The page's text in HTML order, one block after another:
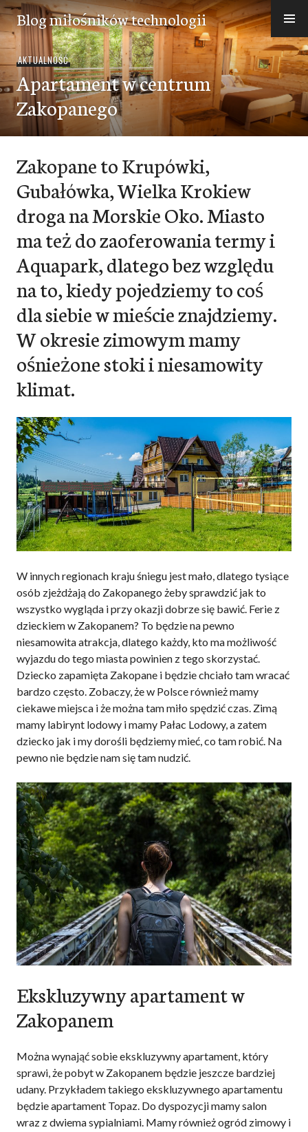
Przejdź
do
treści
Blog miłośników technologii
AKTUALNOŚĆ
Apartament w centrum
Zakopanego
Zakopane to Krupówki,
Gubałówka, Wielka Krokiew
droga na Morskie Oko. Miasto
ma też do zaoferowania termy i
Aquapark, dlatego bez względu
na to, kiedy pojedziemy to coś
dla siebie w mieście znajdziemy.
W okresie zimowym mamy
ośnieżone stoki i niesamowity
klimat.
W innych regionach kraju śniegu jest mało, dlatego tysiące
osób zjeżdżają do Zakopanego żeby sprawdzić jak to
wszystko wygląda i przy okazji dobrze się bawić. Ferie z
dzieckiem w Zakopanem? To będzie na pewno
niesamowita atrakcja, dlatego każdy, kto ma możliwość
wyjazdu do tego miasta powinien z tego skorzystać.
Dziecko zapamięta Zakopane i będzie chciało tam wracać
bardzo często. Zobaczy, że w Polsce również mamy
ciekawe miejsca i że można tam miło spędzić czas. Zimą
mamy labirynt lodowy i mamy Pałac Lodowy, a zatem
dziecko jak i my dorośli będziemy mieć, co tam robić. Na
pewno nie będzie nam się tam nudzić.
Ekskluzywny apartament w
Zakopanem
Można wynająć sobie ekskluzywny apartament, który
sprawi, że pobyt w Zakopanem będzie jeszcze bardziej
udany. Przykładem takiego ekskluzywnego apartamentu
będzie apartament Topaz. Do dyspozycji mamy salon
wraz z dwiema sypialniami. Mamy również ogród zimowy i